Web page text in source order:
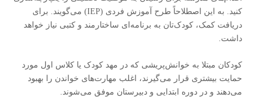
کنید. به این اصطلاحاً طرح آموزش فردی (IEP) می‌گویند. برای
دریافت کمک، کودک‌تان به برنامه‌ای ساختارمند و کتبی نیاز خواهد
داشت.
کودکان مبتلا به خوانش‌پریشی که در مهد کودک یا کلاس اول مورد
حمایت بیشتری قرار می‌گیرند، اغلب مهارت‌های خواندن را بهبود
می‌دهند و در دوره ابتدایی و دبیرستان موفق می‌شوند.